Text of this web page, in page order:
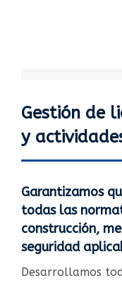
Gestión de
y
Garantizamos
todas las
construcción,
seguridad
Desarrollamos